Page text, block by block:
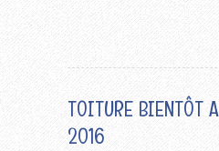
TOITURE BIENTÔT
2016